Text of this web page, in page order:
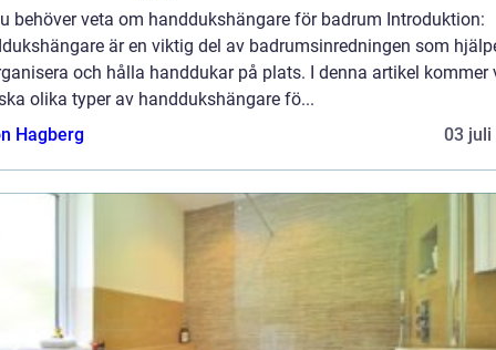
behöver veta om handdukshängare för badrum Introduktion:
är en viktig del av badrumsinredningen som
och hålla handdukar på plats. I denna artikel kommer
olika typer av handdukshängare fö...
Hagberg
03 juli